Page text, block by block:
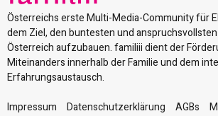
Österreichs erste Multi-Media-Community für
dem Ziel, den buntesten und
Österreich aufzubauen. familiii dient der
Miteinanders innerhalb der Familie und dem
Erfahrungsaustausch.
Impressum
Datenschutzerklärung AGBs